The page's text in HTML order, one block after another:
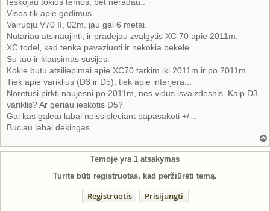
d
a
r
t
n
ė
Visos tik apie gedimus.
Vairuoju V70 II, 02m. jau gal 6 metai.
Nutariau atsinaujinti, ir pradejau zvalgytis XC 70 apie 2011m.
XC todel, kad tenka pavaziuoti ir nekokia bekele..
Su tuo ir klausimas susijes.
Kokie butu atsiliepimai apie XC70 tarkim iki 2011m ir po 2011m.
Tiek apie variklius (D3 ir D5), tiek apie interjera...
Noretusi pirkti naujesni po 2011m, nes vidus isvaizdesnis. Kaip D3
variklis? Ar geriau ieskotis D5?
Gal kas galetu labai neissipleciant papasakoti +/-..
Buciau labai dekingas.
i
Temoje yra 1 atsakymas
Turite būti registruotas, kad peržiūrėti temą.
Registruotis Prisijungti